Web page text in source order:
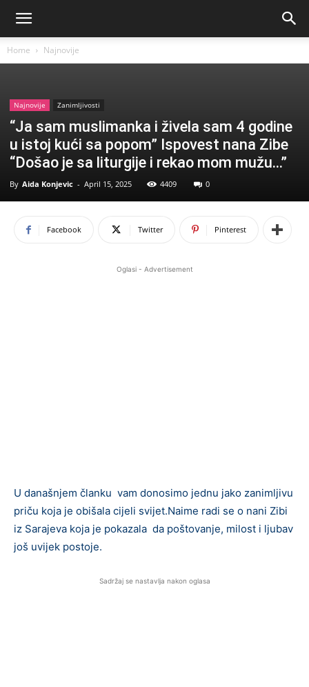
Home Najnovije
Najnovije Zanimljivosti
“Ja sam muslimanka i živela sam 4 godine
u istoj kući sa popom” Ispovest nana Zibe
“Došao je sa liturgije i rekao mom mužu…”
By Aida Konjevic - April 15, 2025 4409 0
Facebook Twitter Pinterest
Oglasi - Advertisement
U današnjem članku vam donosimo jednu jako zanimljivu
priču koja je obišala cijeli svijet.Naime radi se o nani Zibi
iz Sarajeva koja je pokazala da poštovanje, milost i ljubav
još uvijek postoje.
Sadržaj se nastavlja nakon oglasa